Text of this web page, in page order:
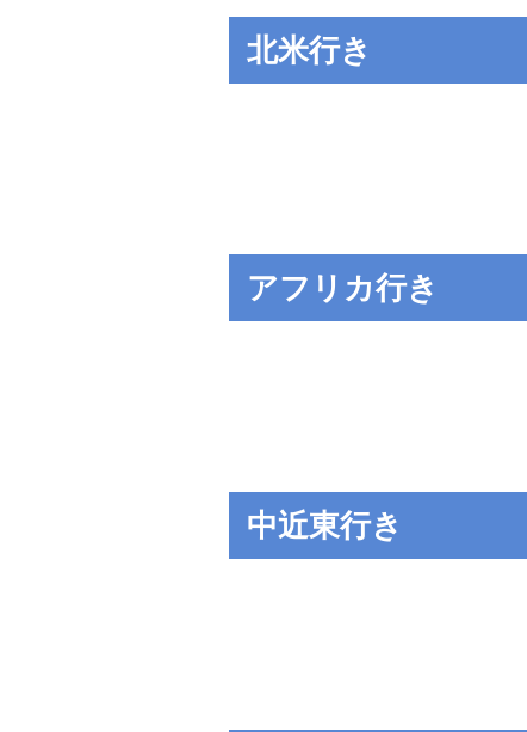
北米行き
アフリカ行き
中近東行き